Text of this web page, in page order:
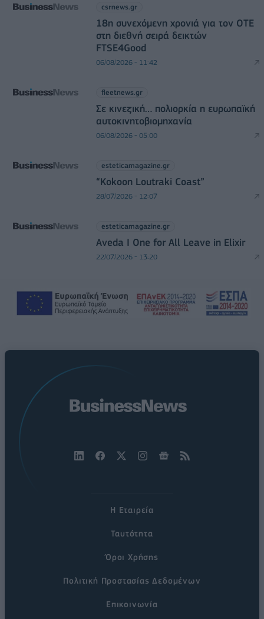
csrnews.gr
18η συνεχόμενη χρονιά για τον ΟΤΕ
στη διεθνή σειρά δεικτών
FTSE4Good
06/08/2026 - 11:42
fleetnews.gr
Σε κινεζική… πολιορκία η ευρωπαϊκή
αυτοκινητοβιομηχανία
06/08/2026 - 05:00
esteticamagazine.gr
“Kokoon Loutraki Coast”
28/07/2026 - 12:07
esteticamagazine.gr
Aveda I One for All Leave in Elixir
22/07/2026 - 13:20
Η Εταιρεία
Ταυτότητα
Όροι Χρήσης
Πολιτική Προστασίας Δεδομένων
Επικοινωνία